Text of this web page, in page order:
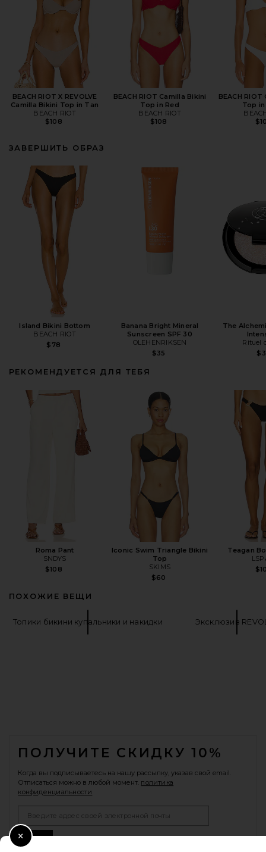
BEACH RIOT X REVOLVE
Camilla Bikini Top in Tan
BEACH RIOT
$108
BEACH RIOT Camilla Bikini
Top in Red
BEACH RIOT
$108
BEACH
Top
ЗАВЕРШИТЬ ОБРАЗ
Island Bikini Bottom
BEACH RIOT
$78
Banana Bright Mineral
Sunscreen SPF 30
OLEHENRIKSEN
$35
The
Rituel
РЕКОМЕНДУЕТСЯ ДЛЯ ТЕБЯ
Roma Pant
SNDYS
$108
Iconic Swim Triangle Bikini
Top
SKIMS
$60
Teagan
ПОХОЖИЕ ВЕЩИ
Топики бикини купальники и накидки Эксклюзив
ПОЛУЧИТЕ СКИДКУ 10%
Когда вы подписываетесь на нашу рассылку, указав свой email.
Отписаться можно в любой момент. политика
конфиденциальности
Sign Up
Close Modal